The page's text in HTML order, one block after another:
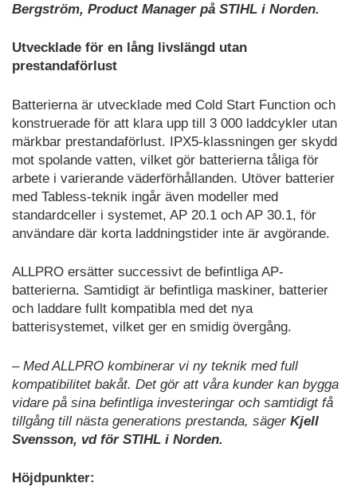
Bergström, Product Manager på STIHL i Norden.
Utvecklade för en lång livslängd utan
prestandaförlust
Batterierna är utvecklade med Cold Start Function och
konstruerade för att klara upp till 3 000 laddcykler utan
märkbar prestandaförlust. IPX5-klassningen ger skydd
mot spolande vatten, vilket gör batterierna tåliga för
arbete i varierande väderförhållanden. Utöver batterier
med Tabless-teknik ingår även modeller med
standardceller i systemet, AP 20.1 och AP 30.1, för
användare där korta laddningstider inte är avgörande.
ALLPRO ersätter successivt de befintliga AP-
batterierna. Samtidigt är befintliga maskiner, batterier
och laddare fullt kompatibla med det nya
batterisystemet, vilket ger en smidig övergång.
– Med ALLPRO kombinerar vi ny teknik med full
kompatibilitet bakåt. Det gör att våra kunder kan bygga
vidare på sina befintliga investeringar och samtidigt få
tillgång till nästa generations prestanda, säger Kjell
Svensson, vd för STIHL i Norden.
Höjdpunkter: